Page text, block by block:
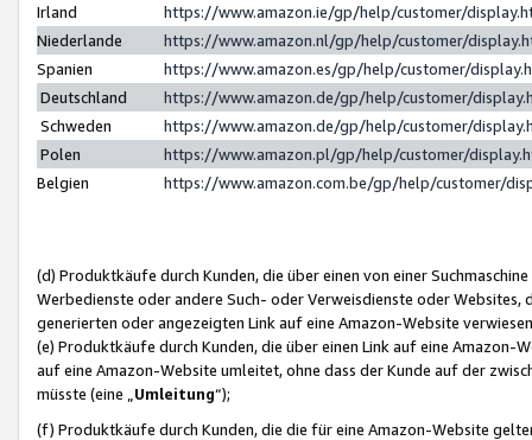
Irland
https://www.amazon.ie/gp/help/customer/
Niederlande
https://www.amazon.nl/gp/help/customer/
Spanien
https://www.amazon.es/gp/help/customer/
Deutschland
https://www.amazon.de/gp/help/customer/
Schweden
https://www.amazon.de/gp/help/customer/
Polen
https://www.amazon.pl/gp/help/customer/
Belgien
https://www.amazon.com.be/gp/help/customer/
(d) Produktkäufe durch Kunden, die über einen von einer
Werbedienste oder andere Such- oder Verweisdienste oder Websites,
generierten oder angezeigten Link auf eine Amazon-Website
(e) Produktkäufe durch Kunden, die über einen Link auf eine
auf eine Amazon-Website umleitet, ohne dass der Kunde auf der
müsste (eine „ Umleitung“);
(f) Produktkäufe durch Kunden, die die für eine Amazon-Website